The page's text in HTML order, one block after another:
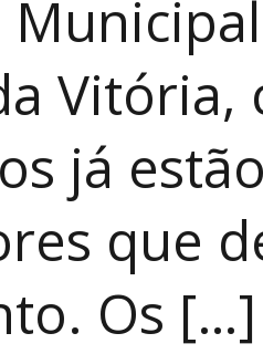
Vitória,
já
que
Os […]